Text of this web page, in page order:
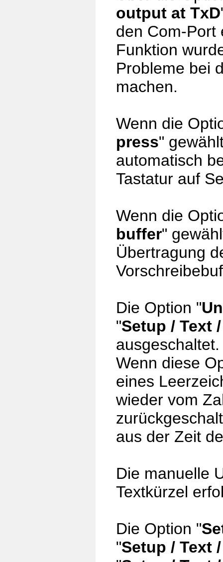
output at TxD
den Com-Port
Funktion
Probleme bei
machen.
Wenn die
press"
automatisch
Tastatur auf
Wenn die
buffer"
Übertragung
Die Option "
"Setup / Text
ausgeschaltet.
Wenn diese
eines
wieder vom
aus der Zeit
Die manuelle
Textkürzel
Die Option "
"Setup / Text